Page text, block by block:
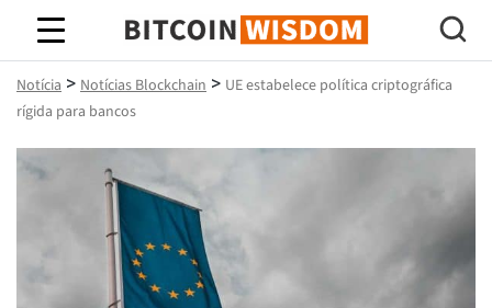
Sabedoria do Bitcoin
Notícia > Notícias Blockchain > UE estabelece política criptográfica
rígida para bancos